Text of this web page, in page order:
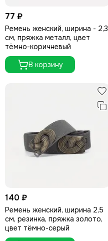
77 ₽
Ремень женский, ширина - 2,3
см, пряжка металл, цвет
тёмно-коричневый
В корзину
140 ₽
Ремень женский, ширина 2,5
см, резинка, пряжка золото,
цвет тёмно-серый